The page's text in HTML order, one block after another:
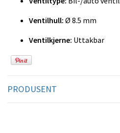
Ventilhull: Ø 8.5 mm
Ventilkjerne: Uttakbar
PRODUSENT